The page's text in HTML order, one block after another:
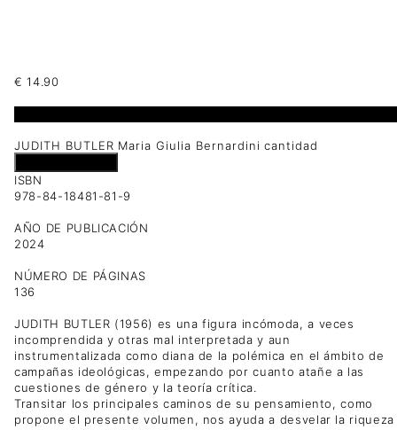
€ 14.90
JUDITH BUTLER Maria Giulia Bernardini cantidad
ISBN
978-84-18481-81-9
AÑO DE PUBLICACIÓN
2024
NÚMERO DE PÁGINAS
136
JUDITH BUTLER (1956) es una figura incómoda, a veces
incomprendida y otras mal interpretada y aun
instrumentalizada como diana de la polémica en el ámbito de
campañas ideológicas, empezando por cuanto atañe a las
cuestiones de género y la teoría crítica.
Transitar los principales caminos de su pensamiento, como
propone el presente volumen, nos ayuda a desvelar la riqueza